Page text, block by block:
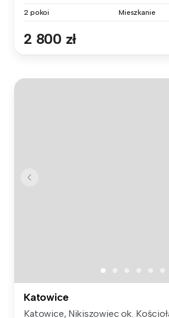
2 pokoi Mieszkanie
2 800 zł
Katowice
Katowice, Nikiszowiec ok.